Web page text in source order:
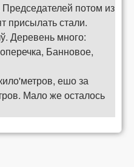
потом из
присылать стали.
Деревень много:
Банновое,
ешо за
Мало же осталось